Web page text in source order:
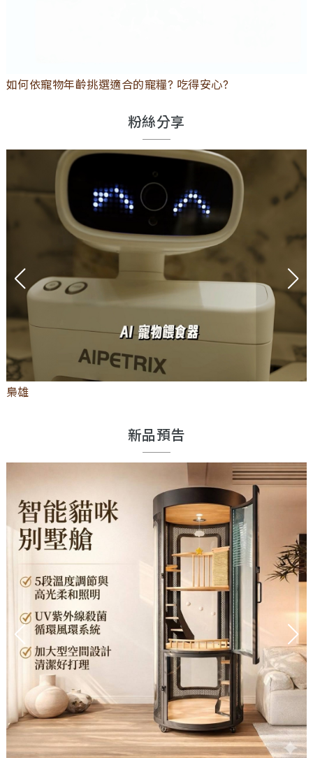
如何依寵物年齡挑選適合的寵糧? 吃得安心?
粉絲分享
梟雄
新品預告